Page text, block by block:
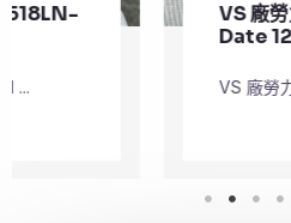
VS 廠勞力士 頂級 復
Date 126610LV
VS 廠勞力士 頂級 復刻 錶